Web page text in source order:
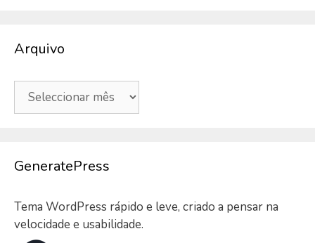
Arquivo
Arquivo
GeneratePress
Tema WordPress rápido e leve, criado a pensar na
velocidade e usabilidade.